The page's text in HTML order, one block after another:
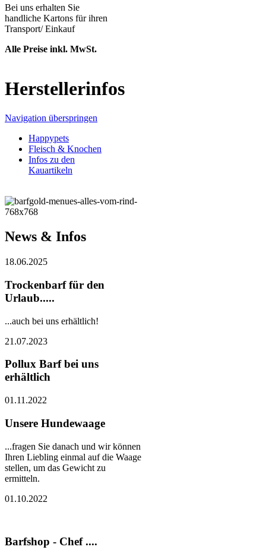
Bei uns erhalten Sie
handliche Kartons für ihren
Transport/ Einkauf
Alle Preise inkl. MwSt.
Herstellerinfos
Navigation überspringen
Happypets
Fleisch & Knochen
Infos zu den
Kauartikeln
News & Infos
18.06.2025
Trockenbarf für den
Urlaub.....
...auch bei uns erhältlich!
21.07.2023
Pollux Barf bei uns
erhältlich
01.11.2022
Unsere Hundewaage
...fragen Sie danach und wir können
Ihren Liebling einmal auf die Waage
stellen, um das Gewicht zu
ermitteln.
01.10.2022
Barfshop - Chef ....